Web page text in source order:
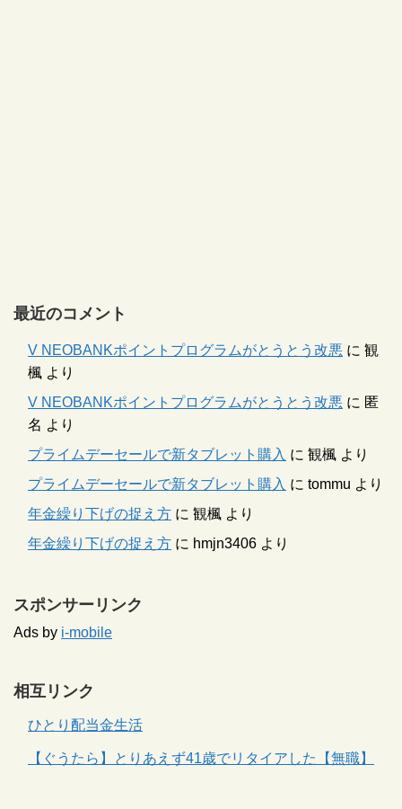
最近のコメント
V NEOBANKポイントプログラムがとうとう改悪 に 観
楓 より
V NEOBANKポイントプログラムがとうとう改悪 に 匿
名 より
プライムデーセールで新タブレット購入 に 観楓 より
プライムデーセールで新タブレット購入 に tommu より
年金繰り下げの捉え方 に 観楓 より
年金繰り下げの捉え方 に hmjn3406 より
スポンサーリンク
Ads by i-mobile
相互リンク
ひとり配当金生活
【ぐうたら】とりあえず41歳でリタイアした【無職】